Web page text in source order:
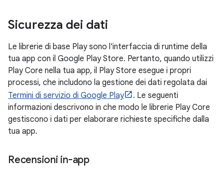
Sicurezza dei dati
Le librerie di base Play sono l'interfaccia di runtime della
tua app con il Google Play Store. Pertanto, quando utilizzi
Play Core nella tua app, il Play Store esegue i propri
processi, che includono la gestione dei dati regolata dai
Termini di servizio di Google Play
. Le seguenti
informazioni descrivono in che modo le librerie Play Core
gestiscono i dati per elaborare richieste specifiche dalla
tua app.
Recensioni in-app